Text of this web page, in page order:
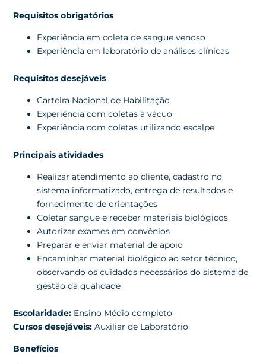
Requisitos obrigatórios
Experiência em coleta de sangue venoso
Experiência em laboratório de análises clínicas
Requisitos desejáveis
Carteira Nacional de Habilitação
Experiência com coletas à vácuo
Experiência com coletas utilizando escalpe
Principais atividades
Realizar atendimento ao cliente, cadastro no
sistema informatizado, entrega de resultados e
fornecimento de orientações
Coletar sangue e receber materiais biológicos
Autorizar exames em convênios
Preparar e enviar material de apoio
Encaminhar material biológico ao setor técnico,
observando os cuidados necessários do sistema de
gestão da qualidade
Escolaridade: Ensino Médio completo
Cursos desejáveis: Auxiliar de Laboratório
Benefícios